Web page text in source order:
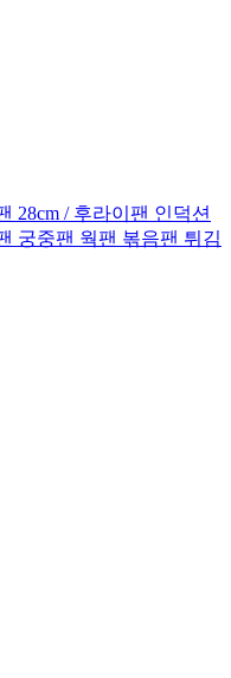
28cm / 후라이팬 인덕션
궁중팬 웍팬 볶음팬 튀김